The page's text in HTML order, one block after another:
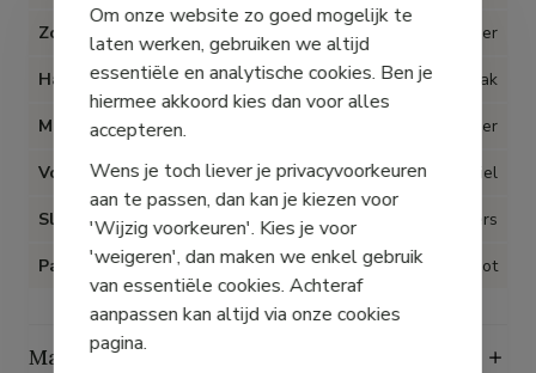
Zool Rubber
Hak type Sleehak
Materiaal Leder
Voering Textiel
Sluiting Veters
Pasvorm Groot
Maattabel
Om onze website zo goed mogelijk te
laten werken, gebruiken we altijd
essentiële en analytische cookies. Ben je
hiermee akkoord kies dan voor alles
accepteren.
Wens je toch liever je privacyvoorkeuren
aan te passen, dan kan je kiezen voor
'Wijzig voorkeuren'. Kies je voor
'weigeren', dan maken we enkel gebruik
van essentiële cookies. Achteraf
aanpassen kan altijd via onze cookies
pagina.